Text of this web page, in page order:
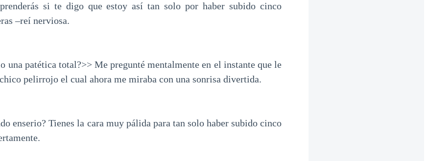
si te digo que estoy así tan solo por haber subido cinco
–reí nerviosa.
una patética total?>> Me pregunté mentalmente en el instante que le
pelirrojo el cual ahora me miraba con una sonrisa divertida.
enserio? Tienes la cara muy pálida para tan solo haber subido cinco